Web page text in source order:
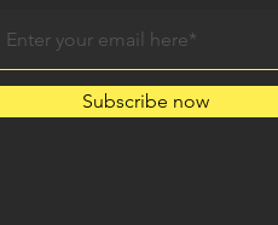
Subscribe now